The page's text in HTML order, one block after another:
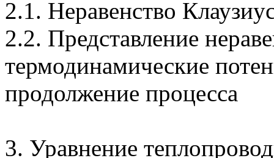
2.1. Неравенство
2.2. Представление
термодинамические
продолжение процесса
3. Уравнение